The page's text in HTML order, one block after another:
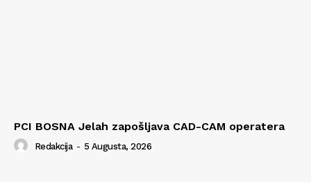
PCI BOSNA Jelah zapošljava CAD-CAM operatera
Redakcija - 5 Augusta, 2026